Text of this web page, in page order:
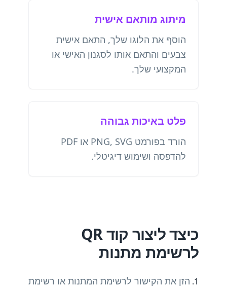
מיתוג מותאם אישית
הוסף את הלוגו שלך, התאם אישית
צבעים והתאם אותו לסגנון האישי או
המקצועי שלך.
פלט באיכות גבוהה
הורד בפורמט PNG, SVG או PDF
להדפסה ושימוש דיגיטלי.
כיצד ליצור קוד QR
לרשימת מתנות
הזן את הקישור לרשימת המתנות או רשימת